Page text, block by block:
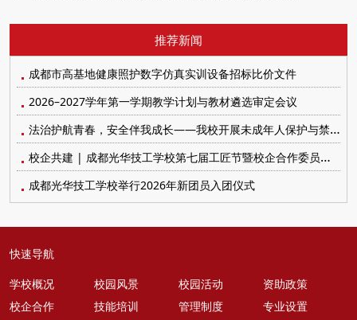
推荐新闻
成都市高基地健康照护数字仿真实训设备招标比价文件
2026–2027学年第一学期教学计划与教材遴选审定会议
法治护航青春，安全伴我成长——我校开展未成年人保护与禁毒防艾系列宣传教育活动
校企共建 | 成都光华技工学校第七届工匠节暨校企合作委员会顺利召开
成都光华技工学校举行2026年新团员入团仪式
快速导航
学校概况
校园风景 校园活动
资助政策
校企合作
技能培训 管理制度 专业设置